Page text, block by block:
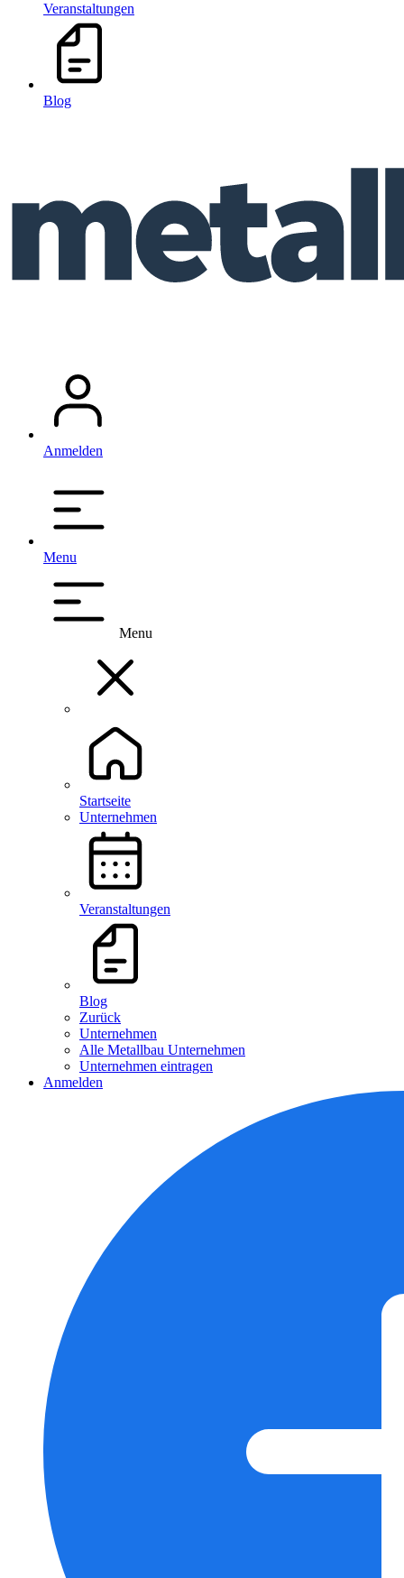
Veranstaltungen
Blog
Anmelden
Menu
Menu
Startseite
Unternehmen
Veranstaltungen
Blog
Zurück
Unternehmen
Alle Metallbau Unternehmen
Unternehmen eintragen
Anmelden